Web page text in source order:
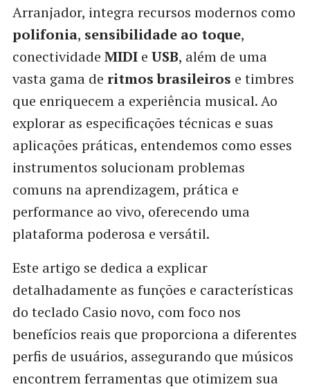
Arranjador, integra recursos modernos como
polifonia, sensibilidade ao toque,
conectividade MIDIe USB, além de uma
vasta gama de ritmos brasileiros e timbres
que enriquecem a experiência musical. Ao
explorar as especificações técnicas e suas
aplicações práticas, entendemos como esses
instrumentos solucionam problemas
comuns na aprendizagem, prática e
performance ao vivo, oferecendo uma
plataforma poderosa e versátil.
Este artigo se dedica a explicar
detalhadamente as funções e características
do teclado Casio novo, com foco nos
benefícios reais que proporciona a diferentes
perfis de usuários, assegurando que músicos
encontrem ferramentas que otimizem sua